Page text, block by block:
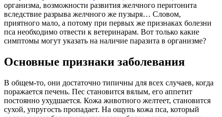
организма, возможности развития желчного перитонита
вследствие разрыва желчного же пузыря… Словом,
приятного мало, а потому при первых же признаках болезни
пса необходимо отвести к ветеринарам. Вот только какие
симптомы могут указать на наличие паразита в организме?
Основные признаки заболевания
В общем-то, они достаточно типичны для всех случаев, когда
поражается печень. Пес становится вялым, его аппетит
постоянно ухудшается. Кожа животного желтеет, становится
сухой, упругость пропадает. На ощупь кожа пса, который